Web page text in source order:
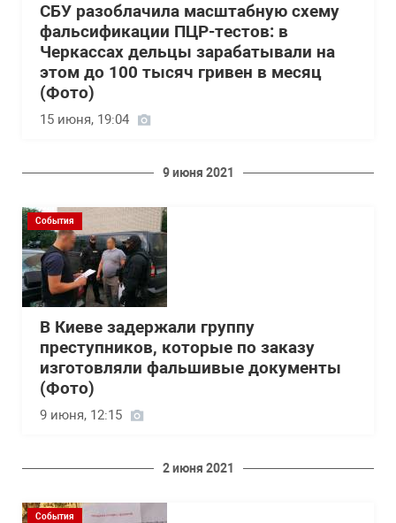
СБУ разоблачила масштабную схему
фальсификации ПЦР-тестов: в
Черкассах дельцы зарабатывали на
этом до 100 тысяч гривен в месяц
(Фото)
15 июня, 19:04
9 июня 2021
События
В Киеве задержали группу
преступников, которые по заказу
изготовляли фальшивые документы
(Фото)
9 июня, 12:15
2 июня 2021
События